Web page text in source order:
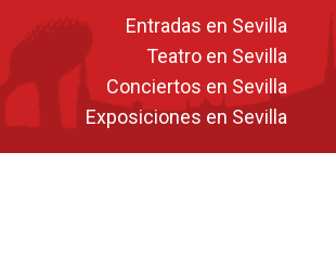
Entradas en Sevilla
Teatro en Sevilla
Conciertos en Sevilla
Exposiciones en Sevilla